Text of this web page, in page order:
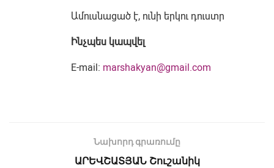
Ամուսնացած է, ունի երկու դուստր
Ինչպես կապվել
E-mail: marshakyan@gmail.com
Նախորդ գրառումը
ԱՐԵՎՇԱՏՅԱՆ Շուշանիկ